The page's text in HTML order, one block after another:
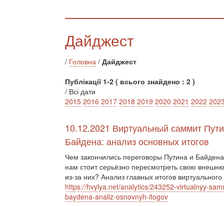
Дайджест
/ Головна / Дайджест
Публікації 1-2 ( всього знайдено : 2 )
/ Всі дати
2015 2016 2017 2018 2019 2020 2021 2022
10.12.2021 Виртуальный саммит
Байдена: анализ основных итогов
Чем закончились переговоры Путина и
нам стоит серьёзно пересмотреть свою
из-за них? Анализ главных итогов
https://hvylya.net/analytics/243252-virtualnyy-
baydena-analiz-osnovnyh-itogov